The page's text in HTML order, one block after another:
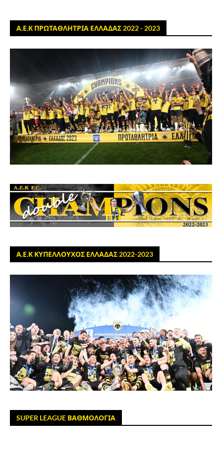
Α.Ε.Κ ΠΡΩΤΑΘΛΗΤΡΙΑ ΕΛΛΑΔΑΣ 2022 - 2023
Α.Ε.Κ ΚΥΠΕΛΛΟΥΧΟΣ ΕΛΛΑΔΑΣ 2022-2023
SUPER LEAGUE ΒΑΘΜΟΛΟΓΙΑ